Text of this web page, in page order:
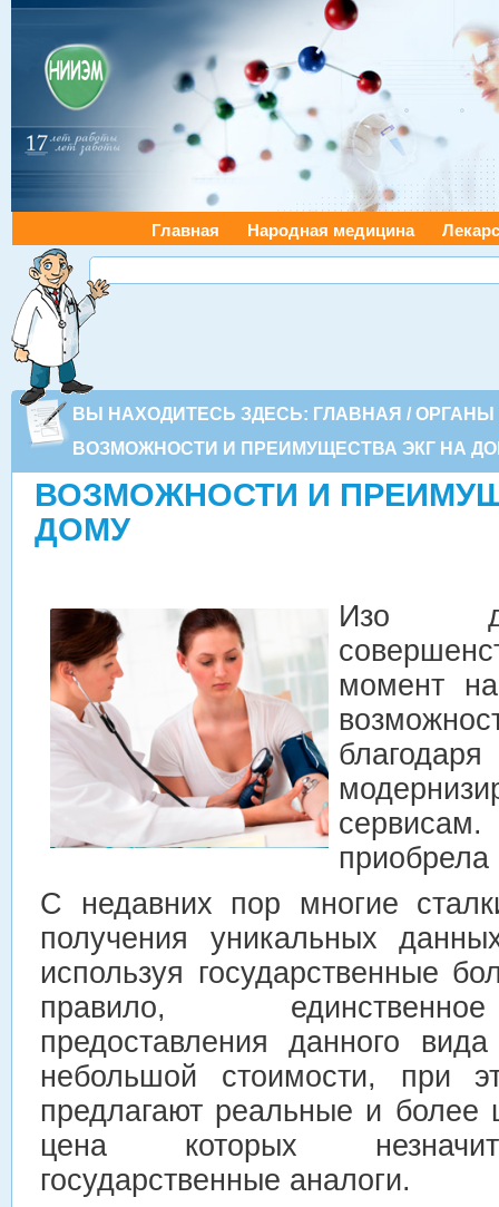
Главная Народная медицина
ВЫ НАХОДИТЕСЬ ЗДЕСЬ: ГЛАВНАЯ / ОРГАНЫ
ВОЗМОЖНОСТИ И ПРЕИМУЩЕСТВА ЭКГ НА
ВОЗМОЖНОСТИ И
ДОМУ
Изо
момент
С недавних пор многие
получения уникальных
используя государственные
правило,
предоставления данного
небольшой стоимости, при
предлагают реальные и более
цена которых
государственные аналоги.